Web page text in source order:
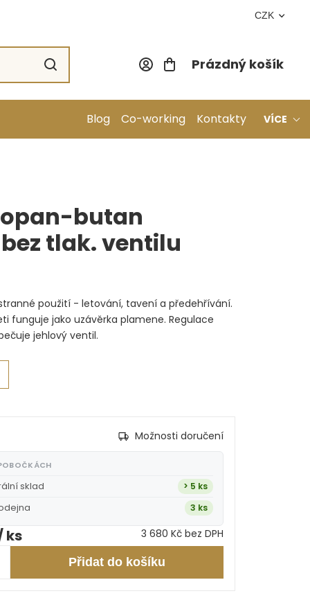
CZK
Nákupní
Prázdný košík
Blog Co-working Kontakty VÍCE
butan
tlak. ventilu
použití - letování, tavení a předehřívání.
funguje jako uzávěrka plamene. Regulace
jehlový ventil.
Možnosti doručení
sklad > 5 ks
3 ks
ks 3 680 Kč bez DPH
Přidat do košíku